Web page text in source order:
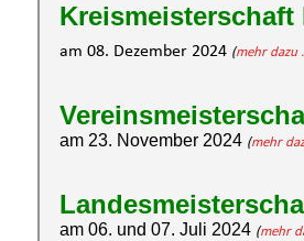
Kreismeisterschaft
am 08. Dezember 2024 (mehr dazu
am 23. November 2024 (mehr
am 06. und 07. Juli 2024 (mehr